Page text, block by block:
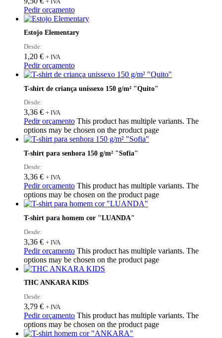
Pedir orçamento
Estojo Elementary
Desde:
1,20 € + IVA
Pedir orçamento
T-shirt de criança unissexo 150 g/m² "Quito"
Desde:
3,36 € + IVA
Pedir orçamento This product has multiple variants. The
options may be chosen on the product page
T-shirt para senhora 150 g/m² "Sofia"
Desde:
3,36 € + IVA
Pedir orçamento This product has multiple variants. The
options may be chosen on the product page
T-shirt para homem cor "LUANDA"
Desde:
3,36 € + IVA
Pedir orçamento This product has multiple variants. The
options may be chosen on the product page
THC ANKARA KIDS
Desde:
3,79 € + IVA
Pedir orçamento This product has multiple variants. The
options may be chosen on the product page